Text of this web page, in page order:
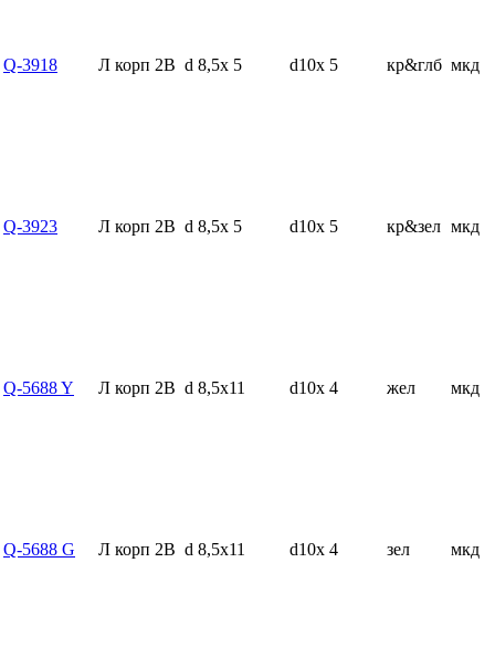
Q-3918 Л корп 2В d 8,5x 5 d10x 5 кр&глб мкд
Q-3923 Л корп 2В d 8,5x 5 d10x 5 кр&зел мкд
Q-5688 Y Л корп 2В d 8,5x11 d10x 4 жел мкд
Q-5688 G Л корп 2В d 8,5x11 d10x 4 зел мкд